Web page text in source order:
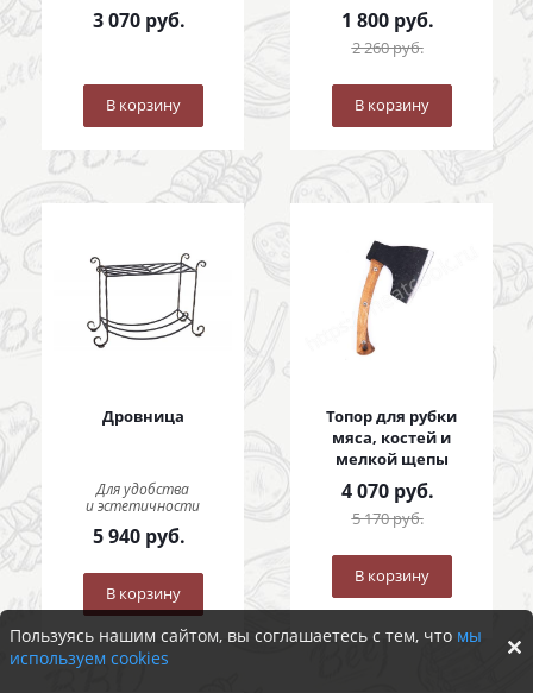
3 070руб.
В корзину
1 800руб.
2 260руб.
В корзину
Дровница
Для удобства
и эстетичности
5 940руб.
В корзину
Топор для рубки
мяса, костей и
мелкой щепы
4 070руб.
5 170руб.
В корзину
Пользуясь нашим сайтом, вы соглашаетесь с тем, что мы
используем cookies